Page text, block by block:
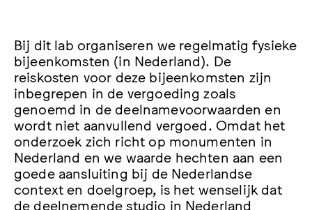
Bij dit lab organiseren we regelmatig fysieke
bijeenkomsten (in Nederland). De
reiskosten voor deze bijeenkomsten zijn
inbegrepen in de vergoeding zoals
genoemd in de deelnamevoorwaarden en
wordt niet aanvullend vergoed. Omdat het
onderzoek zich richt op monumenten in
Nederland en we waarde hechten aan een
goede aansluiting bij de Nederlandse
context en doelgroep, is het wenselijk dat
de deelnemende studio in Nederland